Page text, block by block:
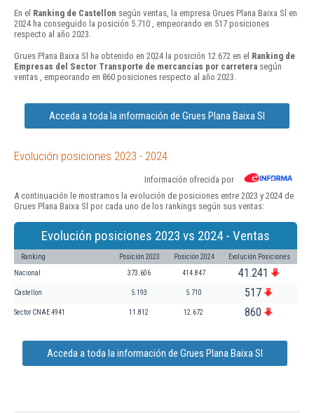
En el Ranking de Castellon según ventas, la empresa Grues Plana Baixa Sl en
2024 ha conseguido la posición 5.710 , empeorando en 517 posiciones
respecto al año 2023.
Grues Plana Baixa Sl ha obtenido en 2024 la posición 12.672 en el Ranking de
Empresas del Sector Transporte de mercancías por carretera según
ventas , empeorando en 860 posiciones respecto al año 2023.
Acceda a toda la información de Grues Plana Baixa Sl
Evolución posiciones 2023 - 2024
Información ofrecida por
A continuación le mostramos la evolución de posiciones entre 2023 y 2024 de
Grues Plana Baixa Sl por cada uno de los rankings según sus ventas:
Evolución posiciones 2023 vs 2024 - Ventas
Ranking Posición 2023 Posición 2024 Evolución Posiciones
Nacional 373.606 414.847 41.241
Castellon 5.193 5.710 517
Sector CNAE 4941 11.812 12.672 860
Acceda a toda la información de Grues Plana Baixa Sl